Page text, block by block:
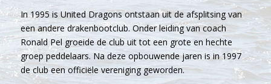
In 1995 is United Dragons ontstaan uit de afsplitsing van
een andere drakenbootclub. Onder leiding van coach
Ronald Pel groeide de club uit tot een grote en hechte
groep peddelaars. Na deze opbouwende jaren is in 1997
de club een officiële vereniging geworden.